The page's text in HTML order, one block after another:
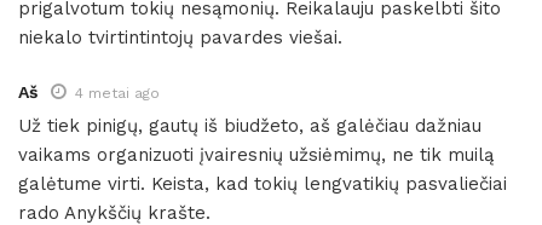
prigalvotum tokių nesąmonių. Reikalauju paskelbti šito
niekalo tvirtintintojų pavardes viešai.
Aš 4 metai ago
Už tiek pinigų, gautų iš biudžeto, aš galėčiau dažniau
vaikams organizuoti įvairesnių užsiėmimų, ne tik muilą
galėtume virti. Keista, kad tokių lengvatikių pasvaliečiai
rado Anykščių krašte.